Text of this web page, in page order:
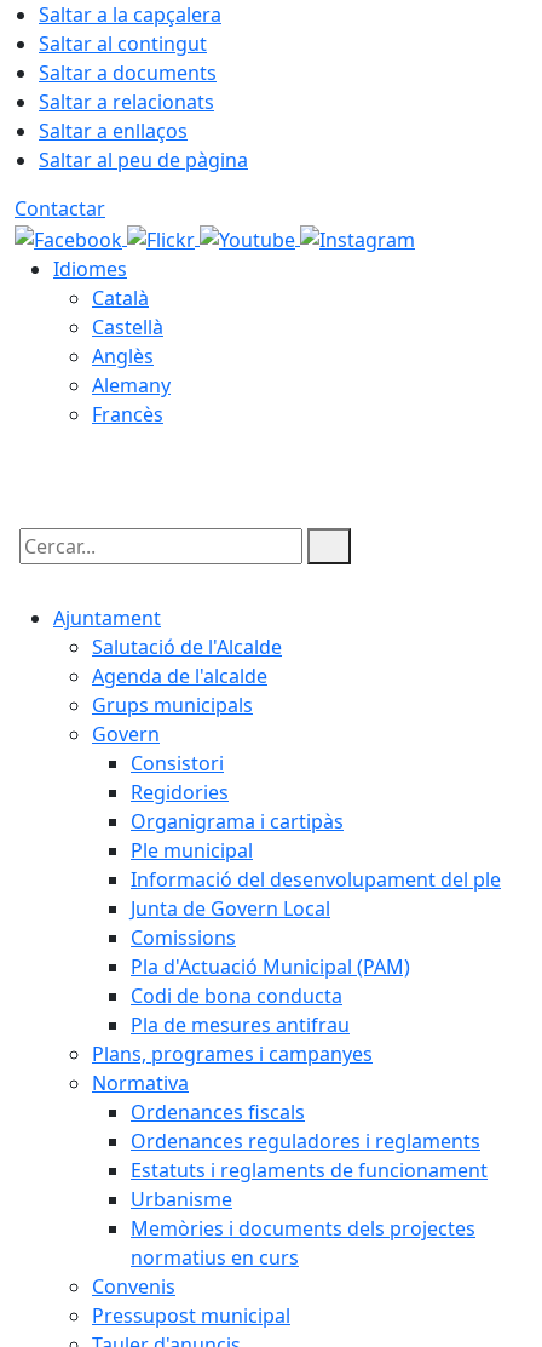
Saltar a la capçalera
Saltar al contingut
Saltar a documents
Saltar a relacionats
Saltar a enllaços
Saltar al peu de pàgina
Contactar
Idiomes
Català
Castellà
Anglès
Alemany
Francès
Cercar:
Ajuntament
Salutació de l'Alcalde
Agenda de l'alcalde
Grups municipals
Govern
Consistori
Regidories
Organigrama i cartipàs
Ple municipal
Informació del desenvolupament del ple
Junta de Govern Local
Comissions
Pla d'Actuació Municipal (PAM)
Codi de bona conducta
Pla de mesures antifrau
Plans, programes i campanyes
Normativa
Ordenances fiscals
Ordenances reguladores i reglaments
Estatuts i reglaments de funcionament
Urbanisme
Memòries i documents dels projectes
normatius en curs
Convenis
Pressupost municipal